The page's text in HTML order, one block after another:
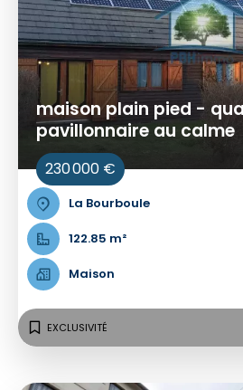
maison plain pied -
pavillonnaire au calme
230 000 €
La Bourboule
122.85 m²
Maison
EXCLUSIVITÉ